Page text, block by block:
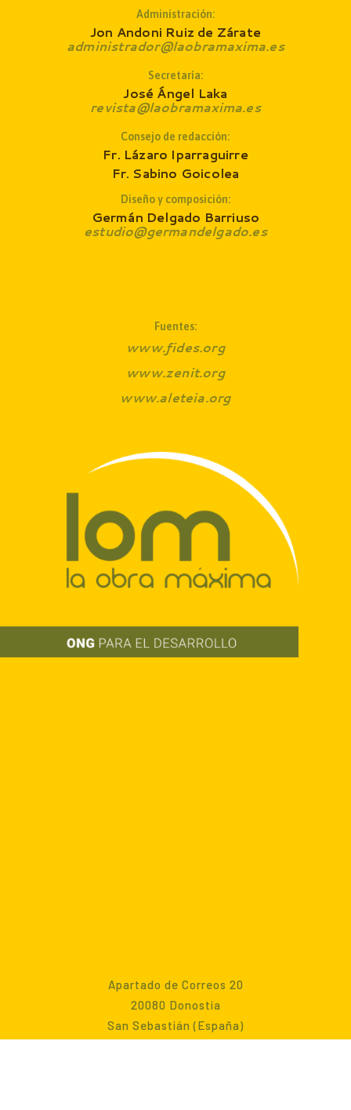
Administración:
Jon Andoni Ruiz de Zárate
administrador@laobramaxima.es
Secretaría:
José Ángel Laka
revista@laobramaxima.es
Consejo de redacción:
Fr. Lázaro Iparraguirre
Fr. Sabino Goicolea
Diseño y composición:
Germán Delgado Barriuso
estudio@germandelgado.es
Fuentes:
www.fides.org
www.zenit.org
www.aleteia.org
Apartado de Correos 20
20080 Donostia
San Sebastián (España)